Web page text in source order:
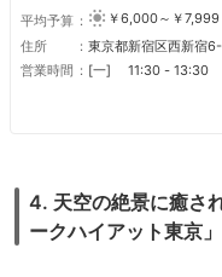
平均予算
￥6,000～￥7,999
住所
東京都新宿区西新宿
営業時間
[一] 11:30 - 13:30
17:00 18:00 -
21:00 [五] 11:30
21:00 [節假日後]
休日 無休
4. 天空の絶景に癒さ
ークハイアット東京」